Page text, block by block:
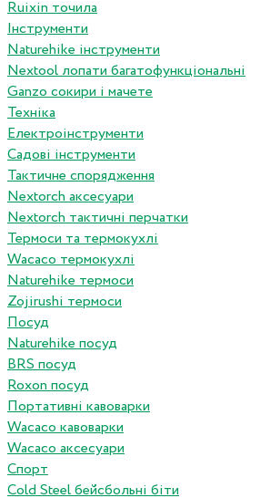
Ruixin точила
Інструменти
Naturehike інструменти
Nextool лопати багатофункціональні
Ganzo сокири і мачете
Техніка
Електроінструменти
Садові інструменти
Тактичне спорядження
Nextorch аксесуари
Nextorch тактичні перчатки
Термоси та термокухлі
Wacaco термокухлі
Naturehike термоси
Zojirushi термоси
Посуд
Naturehike посуд
BRS посуд
Roxon посуд
Портативні кавоварки
Wacaco кавоварки
Wacaco аксесуари
Спорт
Cold Steel бейсбольні біти